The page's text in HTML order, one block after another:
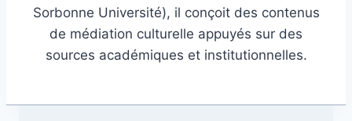
Sorbonne Université), il conçoit des contenus
de médiation culturelle appuyés sur des
sources académiques et institutionnelles.